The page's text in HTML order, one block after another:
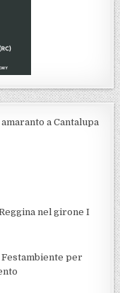
a Cantalupa
nel girone I
per